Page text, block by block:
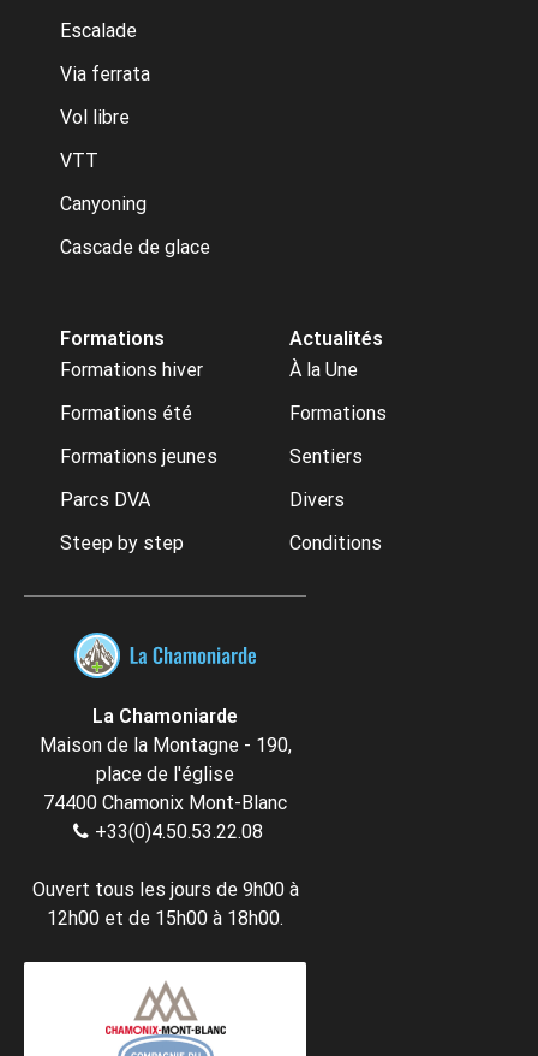
La Chamoniarde
Maison de la Montagne - 190,
place de l'église
74400 Chamonix Mont-Blanc
+33(0)4.50.53.22.08
Ouvert tous les jours de 9h00 à
12h00 et de 15h00 à 18h00.
Escalade
Via ferrata
Vol libre
VTT
Canyoning
Cascade de glace
Formations
Formations hiver
Formations été
Formations jeunes
Parcs DVA
Steep by step
Actualités
À la Une
Formations
Sentiers
Divers
Conditions